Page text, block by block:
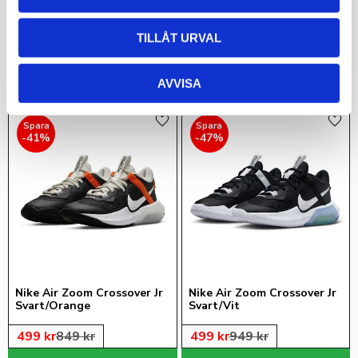
TILLÅT URVAL
AVVISA
- en hyllning till  Alpha Kappa
1 599kr 999kr
Nike Air Zoom Crossover Jr
Svart/Orange
499 kr849kr
41%
Lägg till i favoriter
Nike Air Zoom Crossover Jr
Svart/Vit
499 kr949kr
47%